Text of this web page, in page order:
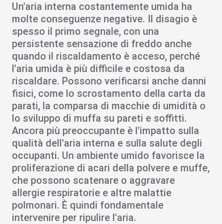
Un'aria interna costantemente umida ha
molte conseguenze negative. Il disagio è
spesso il primo segnale, con una
persistente sensazione di freddo anche
quando il riscaldamento è acceso, perché
l'aria umida è più difficile e costosa da
riscaldare. Possono verificarsi anche danni
fisici, come lo scrostamento della carta da
parati, la comparsa di macchie di umidità o
lo sviluppo di muffa su pareti e soffitti.
Ancora più preoccupante è l'impatto sulla
qualità dell'aria interna e sulla salute degli
occupanti. Un ambiente umido favorisce la
proliferazione di acari della polvere e muffe,
che possono scatenare o aggravare
allergie respiratorie e altre malattie
polmonari. È quindi fondamentale
intervenire per ripulire l'aria.